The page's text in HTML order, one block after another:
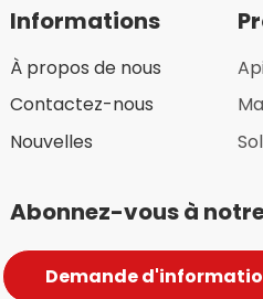
Informations
À propos de nous
Contactez-nous
Nouvelles
Abonnez-vous à
Demande